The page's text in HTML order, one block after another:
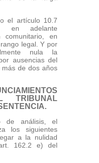
el artículo 10.7
, en adelante
comunitario, en
legal. Y por
nula la
ausencias del
de dos años
TRIBUNAL
de análisis, el
los siguientes
a la nulidad
162.2 e) del